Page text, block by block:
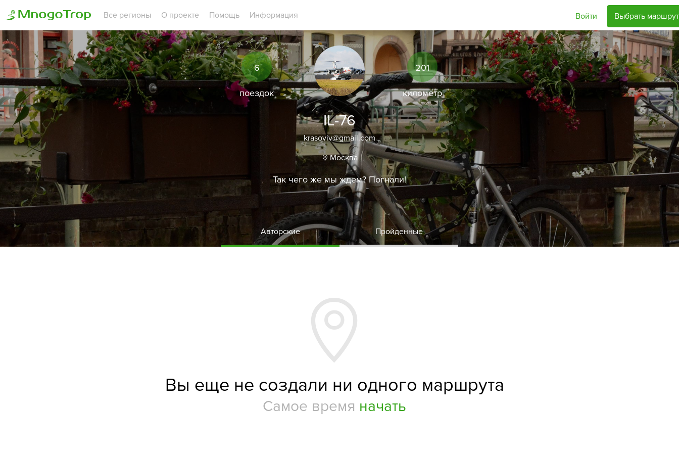
Все регионы О проекте Помощь Информация Войти Выбрать маршрут
6
поездок
201
километр
IL-76
krasoviv@gmail.com
Москва
Так чего же мы ждем? Погнали!
Авторские Пройденные
Вы еще не создали ни одного маршрута
Самое время начать